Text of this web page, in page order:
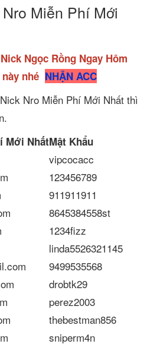
Miễn Phí Mới
Ngọc Rồng Ngay Hôm
nhé NHẬN ACC
Nro Miễn Phí Mới Nhất thì
Mới NhấtMật Khẩu
vipcocacc
123456789
911911911
8645384558st
1234fizz
linda5526321145
9499535568
drobtk29
perez2003
thebestman856
sniperm4n